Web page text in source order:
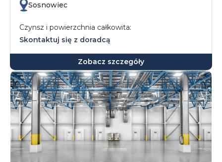
Sosnowiec
Czynsz i powierzchnia całkowita:
Skontaktuj się z doradcą
Zobacz szczegóły